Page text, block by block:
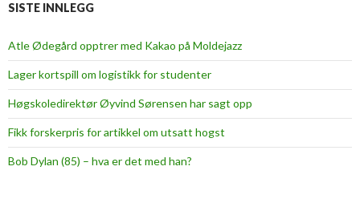
SISTE INNLEGG
Atle Ødegård opptrer med Kakao på Moldejazz
Lager kortspill om logistikk for studenter
Høgskoledirektør Øyvind Sørensen har sagt opp
Fikk forskerpris for artikkel om utsatt hogst
Bob Dylan (85) – hva er det med han?